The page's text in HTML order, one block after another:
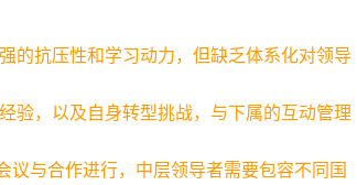
的抗压性和学习动力，但缺乏体系化对领导
验，以及自身转型挑战，与下属的互动管理
与合作进行，中层领导者需要包容不同国